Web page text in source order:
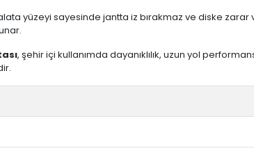
yüzeyi sayesinde jantta iz bırakmaz ve diske zarar
, şehir içi kullanımda dayanıklılık, uzun yol